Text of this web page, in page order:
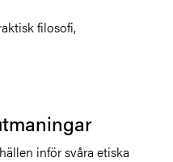
filosofi,
inför svåra etiska